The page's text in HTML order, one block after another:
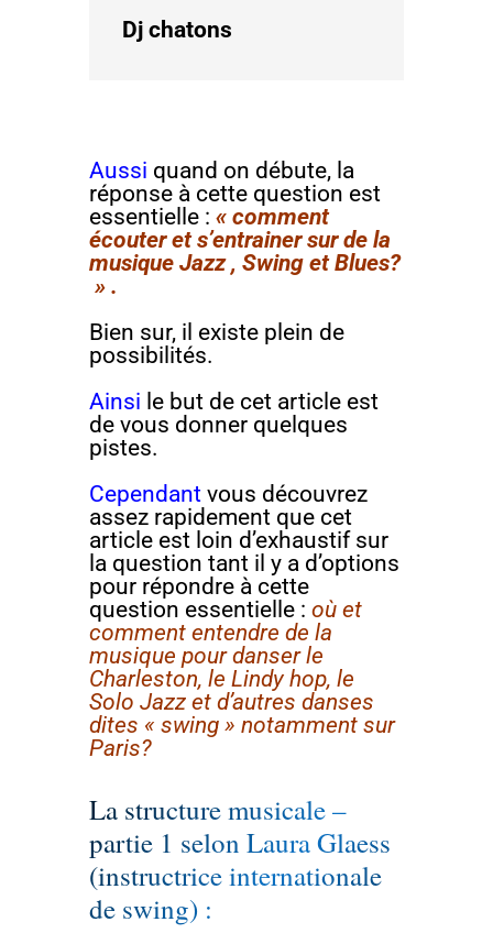
Dj chatons
Aussi quand on débute, la
réponse à cette question est
essentielle : « comment
écouter et s’entrainer sur de la
musique Jazz , Swing et Blues?
» .
Bien sur, il existe plein de
possibilités.
Ainsi le but de cet article est
de vous donner quelques
pistes.
Cependantvous découvrez
assez rapidement que cet
article est loin d’exhaustif sur
la question tant il y a d’options
pour répondre à cette
question essentielle : où et
comment entendre de la
musique pour danser le
Charleston, le Lindy hop, le
Solo Jazz et d’autres danses
dites « swing » notamment sur
Paris?
La structure musicale –
partie 1 selon Laura Glaess
(instructrice internationale
de swing) :